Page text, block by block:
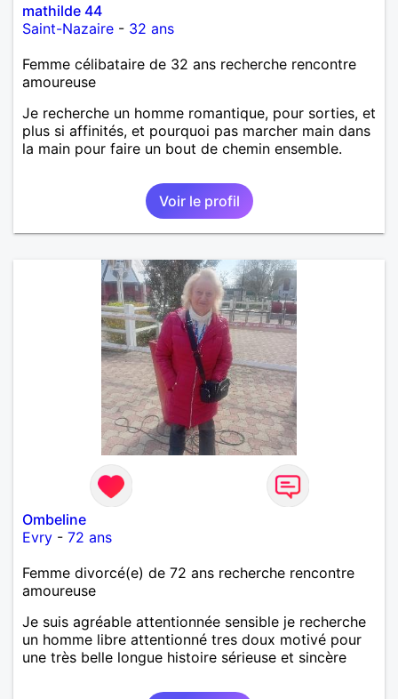
mathilde 44
Saint-Nazaire - 32 ans
Femme célibataire de 32 ans recherche rencontre
amoureuse
Je recherche un homme romantique, pour sorties, et
plus si affinités, et pourquoi pas marcher main dans
la main pour faire un bout de chemin ensemble.
Voir le profil
Ombeline
Evry - 72 ans
Femme divorcé(e) de 72 ans recherche rencontre
amoureuse
Je suis agréable attentionnée sensible je recherche
un homme libre attentionné tres doux motivé pour
une très belle longue histoire sérieuse et sincère